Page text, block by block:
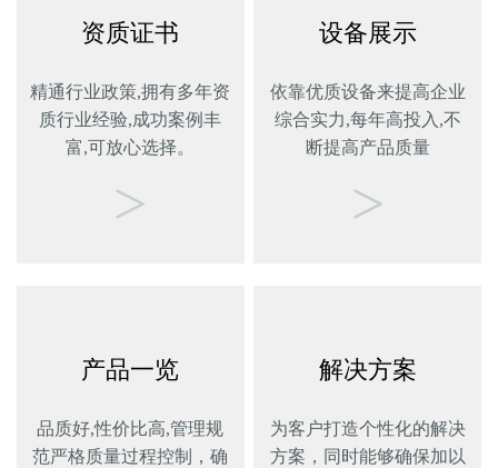
资质证书
精通行业政策,拥有多年资
质行业经验,成功案例丰
富,可放心选择。
>
设备展示
依靠优质设备来提高企业
综合实力,每年高投入,不
断提高产品质量
>
产品一览
品质好,性价比高,管理规
范严格质量过程控制，确
解决方案
为客户打造个性化的解决
方案，同时能够确保加以